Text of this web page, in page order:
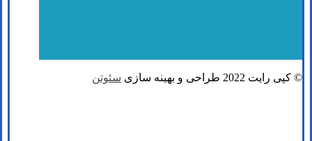
© کپی رایت 2022 طراحی و بهینه سازی سئوتن